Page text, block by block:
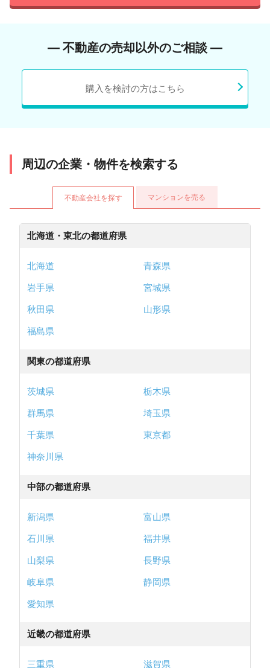
― 不動産の売却以外のご相談 ―
購入を検討の方はこちら
周辺の企業・物件を検索する
不動産会社を探す マンションを売る
北海道・東北の都道府県
北海道
青森県
岩手県
宮城県
秋田県
山形県
福島県
関東の都道府県
茨城県
栃木県
群馬県
埼玉県
千葉県
東京都
神奈川県
中部の都道府県
新潟県
富山県
石川県
福井県
山梨県
長野県
岐阜県
静岡県
愛知県
近畿の都道府県
三重県 滋賀県